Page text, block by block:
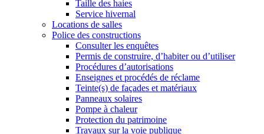
Taille des haies
Service hivernal
Locations de salles
Police des constructions
Consulter les enquêtes
Permis de construire, d’habiter ou d’utiliser
Procédures d’autorisations
Enseignes et procédés de réclame
Teinte(s) de façades et matériaux
Panneaux solaires
Pompe à chaleur
Protection du patrimoine
Travaux sur la voie publique